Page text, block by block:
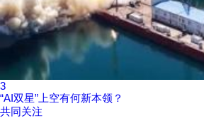
3
“AI双星”上空有何新本领？
共同关注